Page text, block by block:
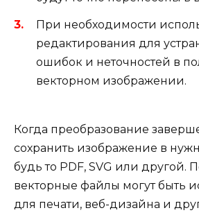
При необходимости
редактирования для
ошибок и неточностей в
векторном изображении.
Когда преобразование
сохранить изображение в
будь то PDF, SVG или другой.
векторные файлы могут быть
для печати, веб-дизайна и